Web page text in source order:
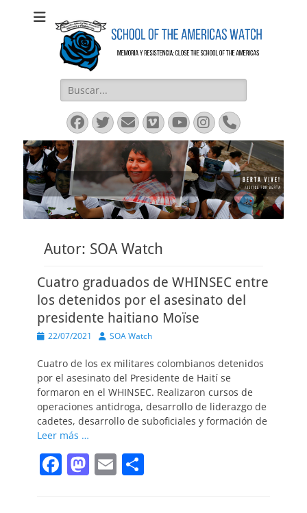
SOAW
SOAW
Buscar:
Facebook
Twitter
EmailVimeoYouTube
Instagram
Phone
Autor: SOA Watch
Cuatro graduados de WHINSEC entre
los detenidos por el asesinato del
presidente haitiano Moïse
Publicado
22/07/2021 AutorSOA Watch
Cuatro de los ex militares colombianos detenidos
por el asesinato del Presidente de Haití se
formaron en el WHINSEC. Realizaron cursos de
operaciones antidroga, desarrollo de liderazgo de
cadetes, desarrollo de suboficiales y formación de
Leer más …
F M E